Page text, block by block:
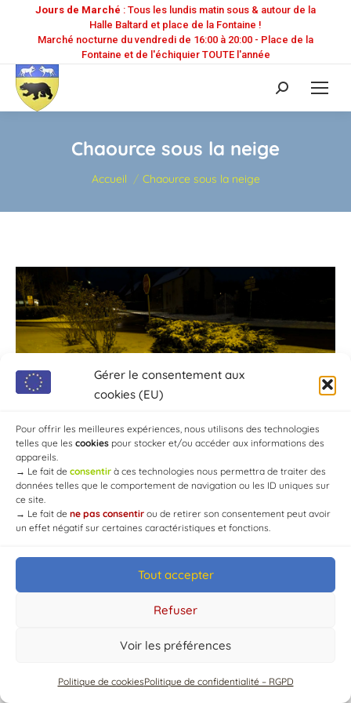
Gérer le consentement aux
cookies (EU)
Pour offrir les meilleures expériences, nous utilisons des technologies
telles que les cookies pour stocker et/ou accéder aux informations des
appareils.
→ Le fait de consentir à ces technologies nous permettra de traiter des
données telles que le comportement de navigation ou les ID uniques sur
ce site.
→ Le fait de ne pas consentir ou de retirer son consentement peut avoir
un effet négatif sur certaines caractéristiques et fonctions.
Tout accepter
Refuser
Voir les préférences
Politique de cookiesPolitique de confidentialité – RGPD
Jours de Marché : Tous les lundis matin sous & autour de la
Halle Baltard et place de la Fontaine !
Marché nocturne du vendredi de 16:00 à 20:00 - Place de la
Fontaine et de l'échiquier TOUTE l'année
Recherche
:
Chaource sous la neige
Vous êtes ici :
Accueil Chaource sous la neige
© Mairie de Chaource [2004-2024] | Tous droits réservés.